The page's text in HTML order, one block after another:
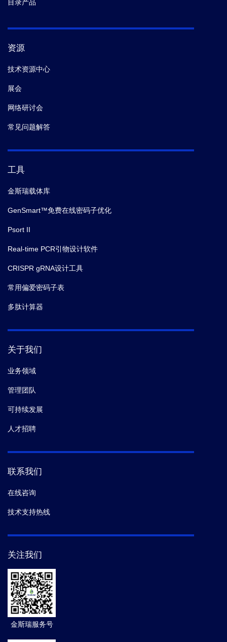
目录产品
资源
技术资源中心
展会
网络研讨会
常见问题解答
工具
金斯瑞载体库
GenSmart™免费在线密码子优化
Psort II
Real-time PCR引物设计软件
CRISPR gRNA设计工具
常用偏爱密码子表
多肽计算器
关于我们
业务领域
管理团队
可持续发展
人才招聘
联系我们
在线咨询
技术支持热线
关注我们
金斯瑞服务号